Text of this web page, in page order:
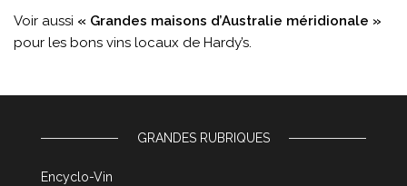
Voir aussi « Grandes maisons d’Australie méridionale »
pour les bons vins locaux de Hardy’s.
GRANDES RUBRIQUES
Encyclo-Vin